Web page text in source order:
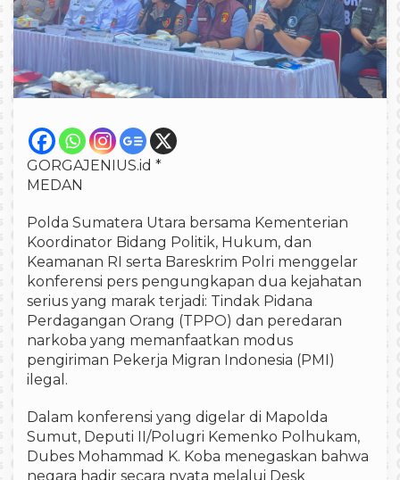
GORGAJENIUS.id *
MEDAN
Polda Sumatera Utara bersama Kementerian
Koordinator Bidang Politik, Hukum, dan
Keamanan RI serta Bareskrim Polri menggelar
konferensi pers pengungkapan dua kejahatan
serius yang marak terjadi: Tindak Pidana
Perdagangan Orang (TPPO) dan peredaran
narkoba yang memanfaatkan modus
pengiriman Pekerja Migran Indonesia (PMI)
ilegal.
Dalam konferensi yang digelar di Mapolda
Sumut, Deputi II/Polugri Kemenko Polhukam,
Dubes Mohammad K. Koba menegaskan bahwa
negara hadir secara nyata melalui Desk